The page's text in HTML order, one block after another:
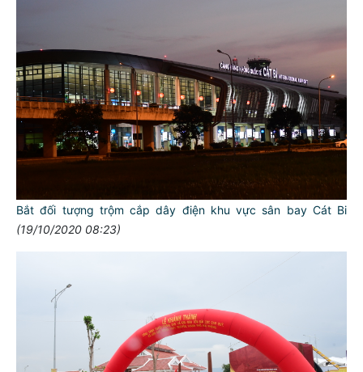
Bắt đối tượng trộm cắp dây điện khu vực sân bay Cát Bi
(19/10/2020 08:23)
Đối với tự mình, phải
CẦN, KIỆM, LIÊM, CHÍNH